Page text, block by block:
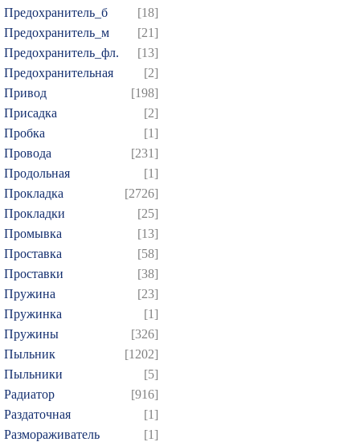
Предохранитель_б
[18]
Предохранитель_м
[21]
Предохранитель_фл.
[13]
Предохранительная
[2]
Привод
[198]
Присадка
[2]
Пробка
[1]
Провода
[231]
Продольная
[1]
Прокладка
[2726]
Прокладки
[25]
Промывка
[13]
Проставка
[58]
Проставки
[38]
Пружина
[23]
Пружинка
[1]
Пружины
[326]
Пыльник
[1202]
Пыльники
[5]
Радиатор
[916]
Раздаточная
[1]
Размораживатель
[1]